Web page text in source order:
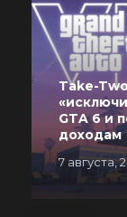
Take-
GTA 6 и
доходам
7 августа,